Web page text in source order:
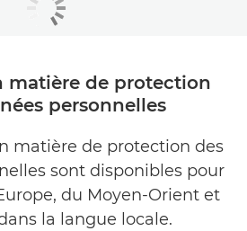
matière de protection
personnelles
matière de protection des
sont disponibles pour
du Moyen-Orient et
la langue locale.